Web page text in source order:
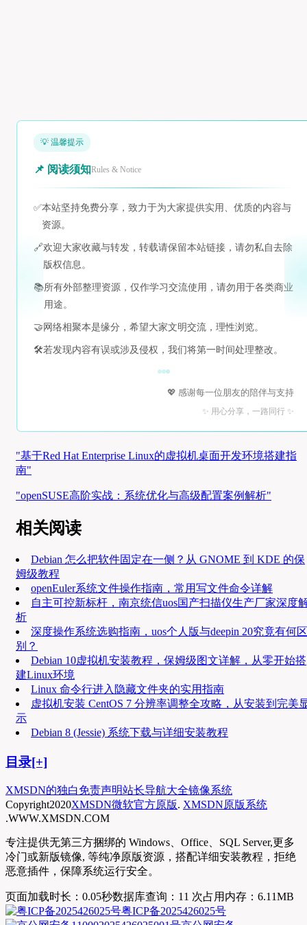
💡 温馨提示
📌 阅读须知Rules & Notice
✅本站坚持免费分享，致力于为大家提供实用、优质的内容与
资源。
🔗欢迎大家收藏与转发，转载请保留本站链接，请勿私自去除
版权信息。
📚所有外部整理资源，仅作学习交流使用，请勿用于各类商业
用途。
🤝 网络相聚本是缘分，希望大家文明交流，理性浏览。
🛠️若发现内容有误或涉及侵权，我们将第一时间处理整改。
💖 感谢每一位朋友的陪伴与支持
✨ 用心分享，一路同行 ✨
"基于Red Hat Enterprise Linux的虚拟机桌面开发环境搭建指
南"
"openSUSE高阶实战：系统优化与高级配置案例解析"
相关阅读
Debian 怎么把软件固定在一侧？从 GNOME 到 KDE 的保
姆级教程
openEuler系统文件操作指南，常用写文件命令详解
自主可控新标杆，南京统信uos国产扫描仪生产厂家深度
析
深度操作系统选购指南，uos个人版与deepin 20究竟有何区
别？
Debian 10虚拟机安装教程，保姆级图文详解，从零开始搭
建Linux环境
Linux 命令行进入隐藏文件夹的实用指南
虚拟机安装 CentOS 7 分辨率调整全攻略，从安装到完美
示
Debian 8 (Jessie) 系统下载与详细安装教程
目录[+]
XMSDN的独白免责声明站长导航大全镜像系统
Copyright2020XMSDN微软官方原版. XMSDN原版系统
.WWW.XMSDN.COM
专注提供无第三方捆绑的 Windows、Office、SQL Server,更多
冷门或新版镜像, 等纯净原版资源，搭配详细安装教程，拒绝
恶意插件，保障系统运行安全。
页面加载时长：0.05秒数据库查询：11 次占用内存：6.11MB
粤ICP备2025426025号